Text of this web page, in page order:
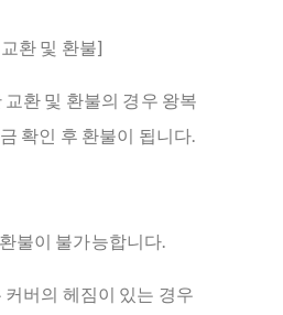
환 및 환불]
환 및 환불의 경우 왕복
확인 후 환불이 됩니다.
불이 불가능합니다.
버의 헤짐이 있는 경우